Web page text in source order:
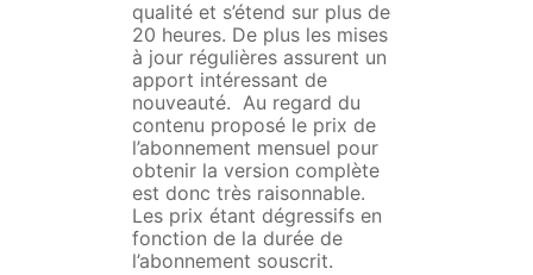
qualité et s’étend sur plus de
20 heures. De plus les mises
à jour régulières assurent un
apport intéressant de
nouveauté. Au regard du
contenu proposé le prix de
l’abonnement mensuel pour
obtenir la version complète
est donc très raisonnable.
Les prix étant dégressifs en
fonction de la durée de
l’abonnement souscrit.